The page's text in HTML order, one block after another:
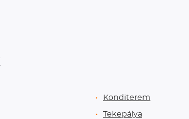
Konditerem
Tekepálya